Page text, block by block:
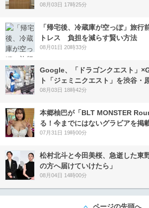
08月03日 17時25分
「帰宅後、冷蔵庫が空っぽ」旅行
トレス 負担を減らす賢い方法
08月01日 20時33分
Google、「ドラゴンクエスト」
ト「ジェミニクエスト」を渋谷・
08月03日 18時42分
本郷柚巴が「BLT MONSTER
る！今までにはないグラビアを掲
07月31日 19時00分
松村北斗と今田美桜、急逝した東
の方へ届けていけたら」
08月04日 14時00分